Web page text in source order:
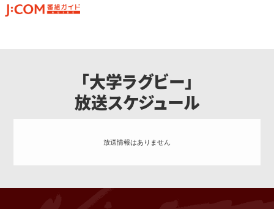
「大学ラグビー」
放送スケジュール
放送情報はありません